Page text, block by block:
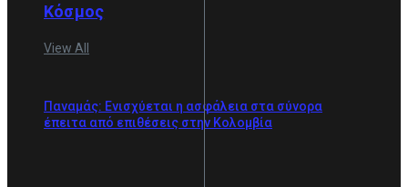
Κόσμος
View All
Παναμάς: Ενισχύεται η ασφάλεια στα σύνορα
έπειτα από επιθέσεις στην Κολομβία